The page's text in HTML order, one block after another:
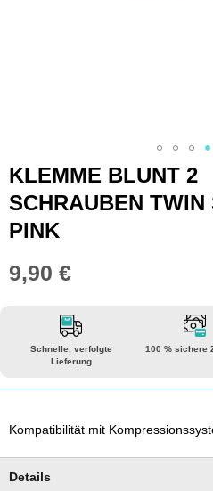
Zum
Anfang
der
Bildgalerie
KLEMME BLUNT 2
SCHRAUBEN
PINK
9,90 €
Schnelle, verfolgte
Lieferung
100 % sichere
Kompatibilität mit
Details